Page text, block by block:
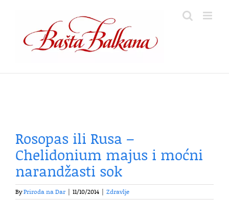
content
Rosopas ili Rusa –
Chelidonium majus i moćni
narandžasti sok
ByPriroda na Dar 11/10/2014 Zdravlje